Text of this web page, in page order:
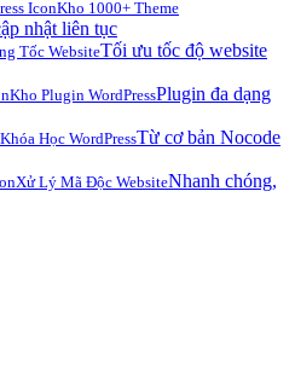
Kho 1000+ Theme
nhật liên tục
Tốc WebsiteTối ưu tốc độ website
Kho Plugin WordPressPlugin đa dạng
Khóa Học WordPressTừ cơ bản Nocode
Xử Lý Mã Độc WebsiteNhanh chóng,